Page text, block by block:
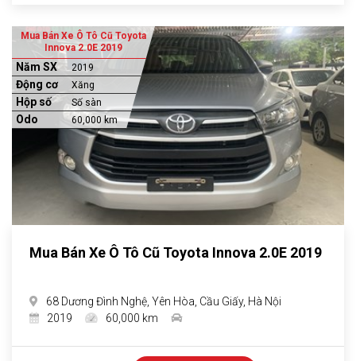
Mua Bán Xe Ô Tô Cũ Toyota
Innova 2.0E 2019
Năm SX 2019
Động cơ Xăng
Hộp số Số sàn
Odo 60,000 km
Mua Bán Xe Ô Tô Cũ Toyota Innova 2.0E 2019
68 Dương Đình Nghệ, Yên Hòa, Cầu Giấy, Hà Nội
2019
60,000 km